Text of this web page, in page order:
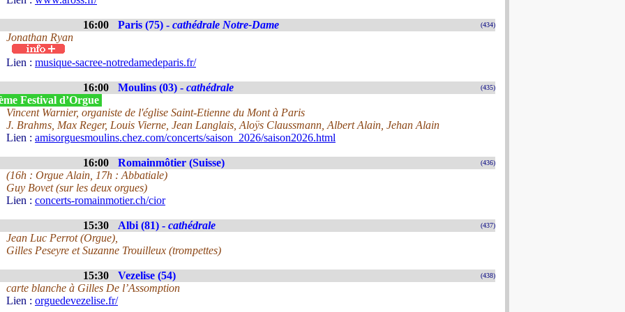
16:00 Paris (75) - cathédrale Notre-Dame (434)
Jonathan Ryan
Lien : musique-sacree-notredamedeparis.fr/
16:00 Moulins (03) - cathédrale (435)
Festival d’Orgue
Vincent Warnier, organiste de l'église Saint-Etienne du Mont à Paris
J. Brahms, Max Reger, Louis Vierne, Jean Langlais, Aloÿs Claussmann, Albert Alain, Jehan Alain
Lien : amisorguesmoulins.chez.com/concerts/saison_2026/saison2026.html
16:00 Romainmôtier (Suisse) (436)
(16h : Orgue Alain, 17h : Abbatiale)
Guy Bovet (sur les deux orgues)
Lien : concerts-romainmotier.ch/cior
15:30 Albi (81) - cathédrale (437)
Jean Luc Perrot (Orgue),
Gilles Peseyre et Suzanne Trouilleux (trompettes)
15:30 Vezelise (54) (438)
carte blanche à Gilles De l’Assomption
Lien : orguedevezelise.fr/